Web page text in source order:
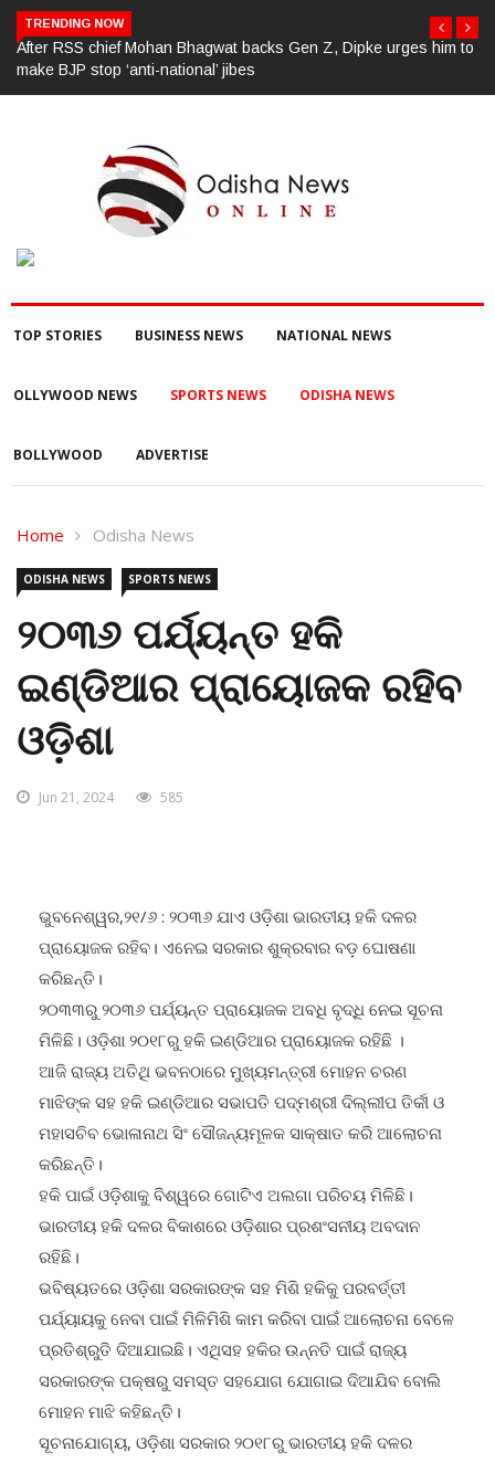
TRENDING NOW
urges him to ପୂର୍ବ ଶତ୍ରୁତାରୁ ବିଜେପି ନେତାଙ୍କ ହତ୍ୟା, ୩ ଅଭିଯୁକ୍ତଙ୍କୁ
TOP STORIES BUSINESS NEWS NATIONAL NEWS
OLLYWOOD NEWS SPORTS NEWS ODISHA NEWS
BOLLYWOOD ADVERTISE
Home Odisha News
ODISHA NEWS SPORTS NEWS
୨୦୩୬ ପର୍ଯ୍ୟନ୍ତ ହକି
ଇଣ୍ଡିଆର ପ୍ରାୟୋଜକ ରହିବ
ଓଡ଼ିଶା
Jun 21, 2024 585
ଭୁବନେଶ୍ୱର,୨୧/୬ : ୨୦୩୬ ଯାଏ ଓଡ଼ିଶା ଭାରତୀୟ ହକି ଦଳର
ପ୍ରାୟୋଜକ ରହିବ। ଏନେଇ ସରକାର ଶୁକ୍ରବାର ବଡ଼ ଘୋଷଣା
କରିଛନ୍ତି।
୨୦୩୩ରୁ ୨୦୩୬ ପର୍ଯ୍ୟନ୍ତ ପ୍ରାୟୋଜକ ଅବଧି ବୃଦ୍ଧି ନେଇ ସୂଚନା
ମିଳିଛି। ଓଡ଼ିଶା ୨୦୧୮ରୁ ହକି ଇଣ୍ଡିଆର ପ୍ରାୟୋଜକ ରହିଛି ।
ଆଜି ରାଜ୍ୟ ଅତିଥି ଭବନଠାରେ ମୁଖ୍ୟମନ୍ତ୍ରୀ ମୋହନ ଚରଣ
ମାଝିଙ୍କ ସହ ହକି ଇଣ୍ଡିଆର ସଭାପତି ପଦ୍ମଶ୍ରୀ ଦିଲ୍ଲୀପ ତିର୍କୀ ଓ
ମହାସଚିବ ଭୋଳାନାଥ ସିଂ ସୌଜନ୍ୟମୂଳକ ସାକ୍ଷାତ କରି ଆଲୋଚନା
କରିଛନ୍ତି।
ହକି ପାଇଁ ଓଡ଼ିଶାକୁ ବିଶ୍ୱରେ ଗୋଟିଏ ଅଲଗା ପରିଚୟ ମିଳିଛି।
ଭାରତୀୟ ହକି ଦଳର ବିକାଶରେ ଓଡ଼ିଶାର ପ୍ରଶଂସନୀୟ ଅବଦାନ
ରହିଛି।
ଭବିଷ୍ୟତରେ ଓଡ଼ିଶା ସରକାରଙ୍କ ସହ ମିଶି ହକିକୁ ପରବର୍ତ୍ତୀ
ପର୍ଯ୍ୟାୟକୁ ନେବା ପାଇଁ ମିଳିମିଶି କାମ କରିବା ପାଇଁ ଆଲୋଚନା ବେଳେ
ପ୍ରତିଶ୍ରୁତି ଦିଆଯାଇଛି। ଏଥିସହ ହକିର ଉନ୍ନତି ପାଇଁ ରାଜ୍ୟ
ସରକାରଙ୍କ ପକ୍ଷରୁ ସମସ୍ତ ସହଯୋଗ ଯୋଗାଇ ଦିଆଯିବ ବୋଲି
ମୋହନ ମାଝି କହିଛନ୍ତି।
ସୂଚନାଯୋଗ୍ୟ, ଓଡ଼ିଶା ସରକାର ୨୦୧୮ରୁ ଭାରତୀୟ ହକି ଦଳର